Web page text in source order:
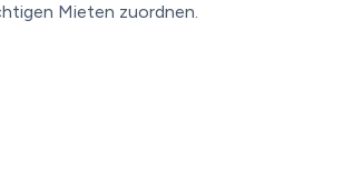
Mieten zuordnen.